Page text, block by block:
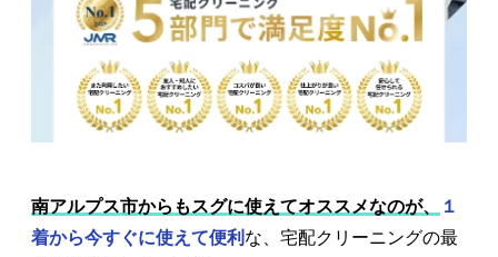
南アルプス市からもスグに使えてオススメなのが、
１
着から今すぐに使えて便利 な、宅配クリーニングの最